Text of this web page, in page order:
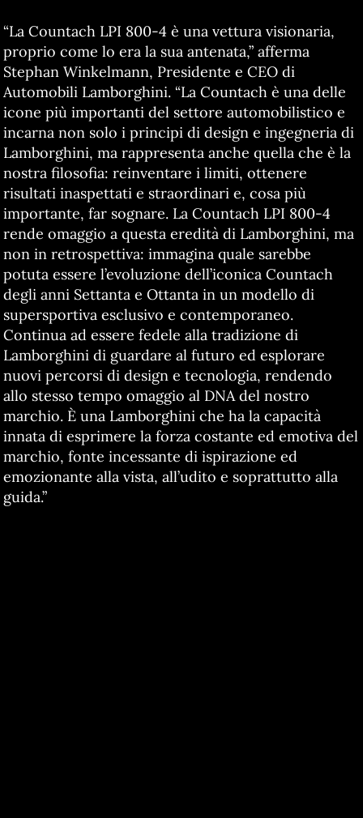
“La Countach LPI 800-4 è una vettura visionaria,
proprio come lo era la sua antenata,” afferma
Stephan Winkelmann, Presidente e CEO di
Automobili Lamborghini. “La Countach è una delle
icone più importanti del settore automobilistico e
incarna non solo i principi di design e ingegneria di
Lamborghini, ma rappresenta anche quella che è la
nostra filosofia: reinventare i limiti, ottenere
risultati inaspettati e straordinari e, cosa più
importante, far sognare. La Countach LPI 800-4
rende omaggio a questa eredità di Lamborghini, ma
non in retrospettiva: immagina quale sarebbe
potuta essere l’evoluzione dell’iconica Countach
degli anni Settanta e Ottanta in un modello di
supersportiva esclusivo e contemporaneo.
Continua ad essere fedele alla tradizione di
Lamborghini di guardare al futuro ed esplorare
nuovi percorsi di design e tecnologia, rendendo
allo stesso tempo omaggio al DNA del nostro
marchio. È una Lamborghini che ha la capacità
innata di esprimere la forza costante ed emotiva del
marchio, fonte incessante di ispirazione ed
emozionante alla vista, all’udito e soprattutto alla
guida.”